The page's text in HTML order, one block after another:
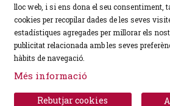
Sitemap | Avís Legal | Política
Ús de Cookies
|
lloc web, i si ens dona el seu consentiment,
cookies per recopilar dades de les seves
estadístiques agregades per millorar els
publicitat relacionada amb les seves
hàbits de navegació.
Més informació
Rebutjar cookies